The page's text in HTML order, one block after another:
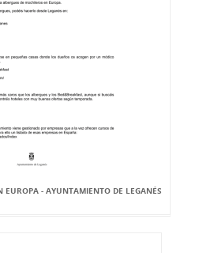
EUROPA - AYUNTAMIENTO DE LEGANÉS